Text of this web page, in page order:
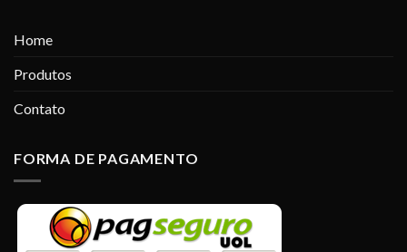
Home
Produtos
Contato
FORMA DE PAGAMENTO